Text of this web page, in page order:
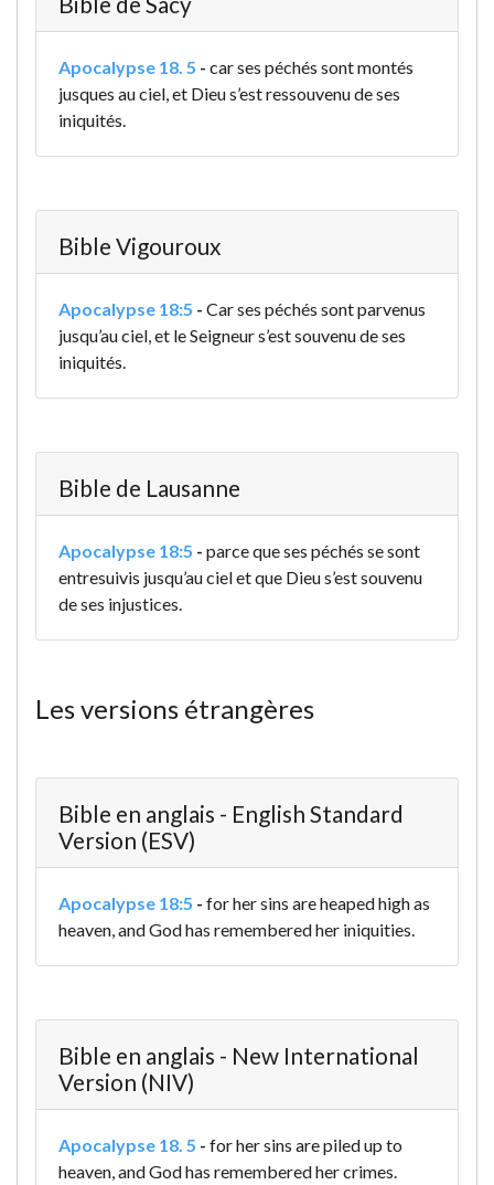
Apocalypse 18. 5 - car ses péchés sont montés
jusques au ciel, et Dieu s’est ressouvenu de ses
iniquités.
Bible Vigouroux
Apocalypse 18:5 - Car ses péchés sont parvenus
jusqu’au ciel, et le Seigneur s’est souvenu de ses
iniquités.
Bible de Lausanne
Apocalypse 18:5 - parce que ses péchés se sont
entresuivis jusqu’au ciel et que Dieu s’est souvenu
de ses injustices.
Les versions étrangères
Bible en anglais - English Standard
Version (ESV)
Apocalypse 18:5 - for her sins are heaped high as
heaven,and God has remembered her iniquities.
Bible en anglais - New International
Version (NIV)
Apocalypse 18. 5 - for her sins are piled up to
heaven,and God has remembered her crimes.